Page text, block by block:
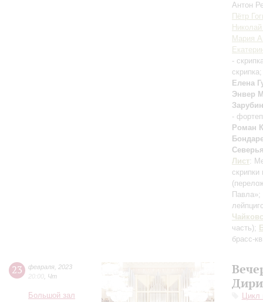
Антон
Пётр
Мария
-
Елена
Энвер
Зарубин
-
Роман
Лист:
Павла»;
часть);
брасс-
23 февраля 2023
20:00 Чт
Большой зал
Цикл